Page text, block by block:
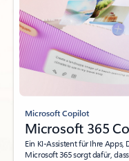
Microsoft Copilot
Microsoft 365
Ein KI-Assistent für Ihre
Microsoft 365 sorgt dafür,